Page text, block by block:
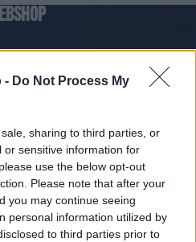
- Do Not Process My
sharing to third parties, or
or sensitive information for
use the below opt-out
Please note that after your
you may continue seeing
personal information utilized by
to third parties prior to